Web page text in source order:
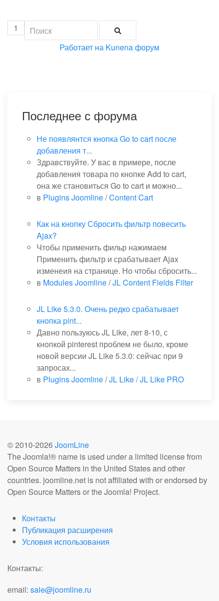
1
Работает на Kunena форум
Последнее с форума
Не появлянтся кнопка Go to cart после
добавления т...
Здравствуйте. У вас в примере, после
добавления товара по кнопке Add to cart,
она же становиться Go to cart и можно...
в Plugins Joomline/Content Cart
Как на кнопку Сбросить фильтр повесить
Ajax?
Чтобы применить фильр нажимаем
Применить фильтр и срабатывает Ajax
изменеия на странице. Но чтобы сбросить...
в Modules Joomline/JL Content Fields Filter
JL Like 5.3.0. Очень редко срабатывает
кнопка pint...
Давно пользуюсь JL Like, лет 8-10, с
кнопкой pinterest проблем не было, кроме
новой версии JL Like 5.3.0: сейчас при 9
запросах...
в Plugins Joomline/JL Like / JL Like PRO
© 2010-2026 JoomLine
The Joomla!® name is used under a limited license from
Open Source Matters in the United States and other
countries. joomline.net is not affiliated with or endorsed by
Open Source Matters or the Joomla! Project.
Контакты
Публикация расширения
Условия использования
Контакты:
email: sale@joomline.ru